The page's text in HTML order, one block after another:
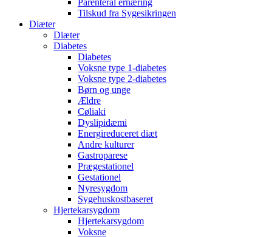
Parenteral ernæring
Tilskud fra Sygesikringen
Diæter
Diæter
Diabetes
Diabetes
Voksne type 1-diabetes
Voksne type 2-diabetes
Børn og unge
Ældre
Cøliaki
Dyslipidæmi
Energireduceret diæt
Andre kulturer
Gastroparese
Prægestationel
Gestationel
Nyresygdom
Sygehuskostbaseret
Hjertekarsygdom
Hjertekarsygdom
Voksne